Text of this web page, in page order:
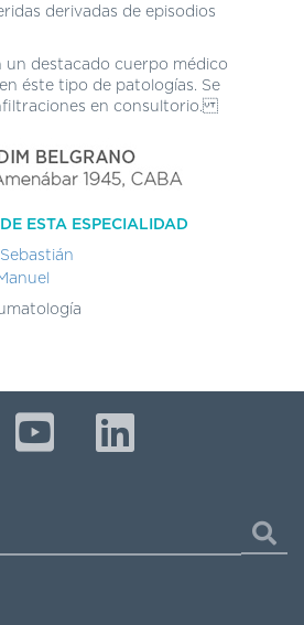
derivadas de episodios
un destacado cuerpo médico
éste tipo de patologías. Se
en consultorio.
ESTA ESPECIALIDAD